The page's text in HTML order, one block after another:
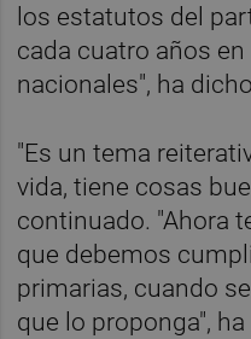
los estatutos del
cada cuatro años
nacionales", ha
"Es un tema
vida, tiene cosas
continuado. "Ahora
que debemos
primarias, cuando
que lo proponga",